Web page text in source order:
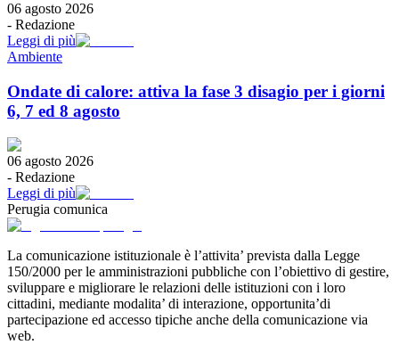
06 agosto 2026
- Redazione
Leggi di più
Ambiente
Ondate di calore: attiva la fase 3 disagio per i giorni
6, 7 ed 8 agosto
06 agosto 2026
- Redazione
Leggi di più
Perugia comunica
La comunicazione istituzionale è l’attivita’ prevista dalla Legge
150/2000 per le amministrazioni pubbliche con l’obiettivo di gestire,
sviluppare e migliorare le relazioni delle istituzioni con i loro
cittadini, mediante modalita’ di interazione, opportunita’di
partecipazione ed accesso tipiche anche della comunicazione via
web.